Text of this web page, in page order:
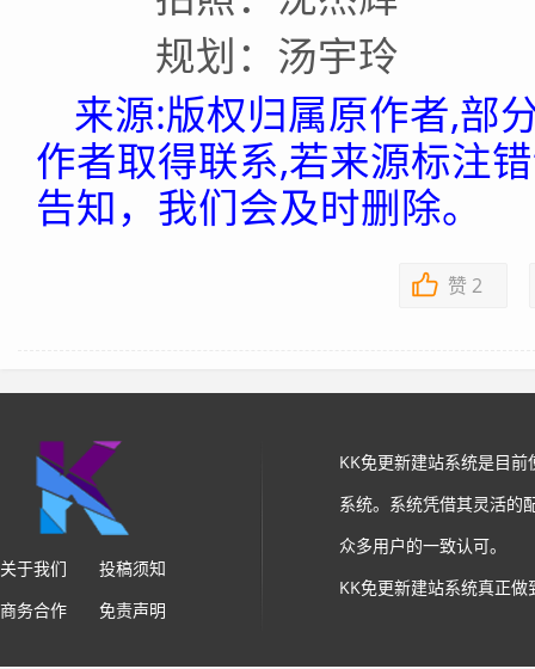
规划：汤宇玲
来源:版权归属原作者,部
作者取得联系,若来源标注
告知，我们会及时删除。
赞 2
关于我们
投稿须知
商务合作
免责声明
KK免更新建站系统是目
系统。系统凭借其灵活的
众多用户的一致认可。
KK免更新建站系统真正